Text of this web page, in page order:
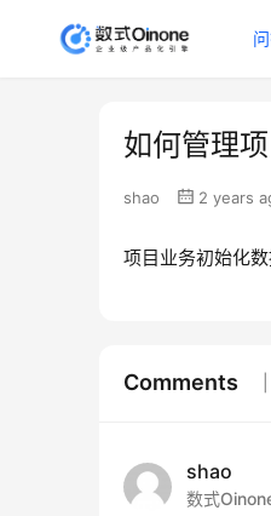
如何管理
shao 2 years
项目业务初始化
Comments
shao
数式